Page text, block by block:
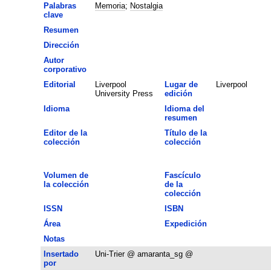
Palabras
clave
Memoria; Nostalgia
Resumen
Dirección
Autor
corporativo
Editorial
Liverpool
University Press
Lugar de
edición
Liverpool
Idioma
Idioma del
resumen
Editor de la
colección
Título de la
colección
Volumen de
la colección
Fascículo
de la
colección
ISSN
ISBN
Área
Expedición
Notas
Insertado
por
Uni-Trier @ amaranta_sg @